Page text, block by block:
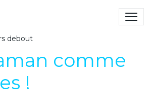
tétraplégiquecomme
!